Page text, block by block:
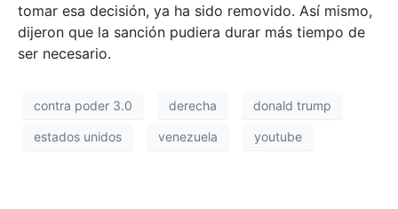
tomar esa decisión, ya ha sido removido. Así mismo,
dijeron que la sanción pudiera durar más tiempo de
ser necesario.
contra poder 3.0 derecha donald trump
estados unidos venezuela youtube